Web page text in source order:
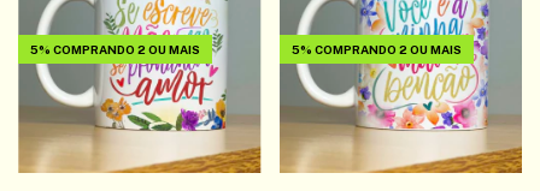
5% COMPRANDO 2 OU MAIS 5% COMPRANDO 2 OU MAIS